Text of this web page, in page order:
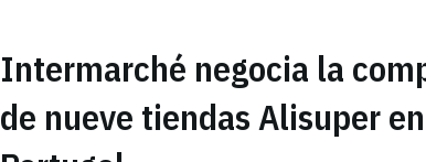
Intermarché negocia la
de nueve tiendas Alisuper en